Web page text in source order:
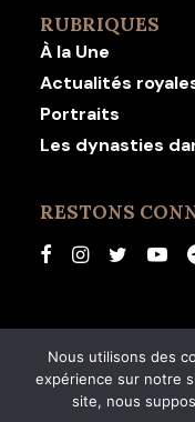
RUBRIQUES
À la Une
Actualités
Portraits
Les dynasties
RESTONS
© 2026 Revue
Nous utilisons des
expérience sur notre
site, nous